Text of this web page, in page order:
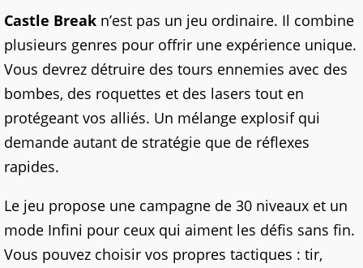
Castle Break n’est pas un jeu ordinaire. Il combine
plusieurs genres pour offrir une expérience unique.
Vous devrez détruire des tours ennemies avec des
bombes, des roquettes et des lasers tout en
protégeant vos alliés. Un mélange explosif qui
demande autant de stratégie que de réflexes
rapides.
Le jeu propose une campagne de 30 niveaux et un
mode Infini pour ceux qui aiment les défis sans fin.
Vous pouvez choisir vos propres tactiques : tir,